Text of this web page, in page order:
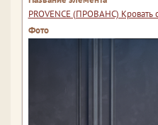
PROVENCE (ПРОВАНС) Кровать